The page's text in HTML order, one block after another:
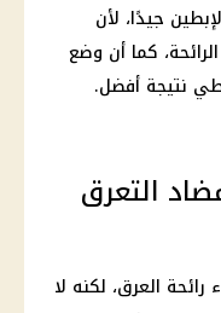
جيدًا، لأن
كما أن وضع
نتيجة أفضل.
التعرق
العرق، لكنه لا